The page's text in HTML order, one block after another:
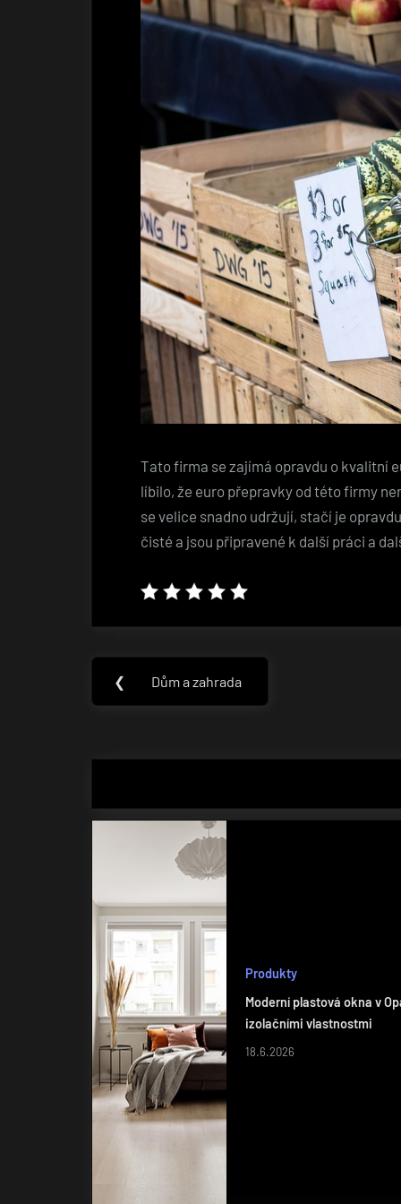
Tato firma se zajímá opravdu o kvalitní
líbilo, že euro přepravky od této firmy
se velice snadno udržují, stačí je
čisté a jsou připravené k další práci a
Navigace
pro
❮
Previous
Dům a zahrada
Produkty
Moderní plastová okna v
izolačními vlastnostmi
18.6.2026